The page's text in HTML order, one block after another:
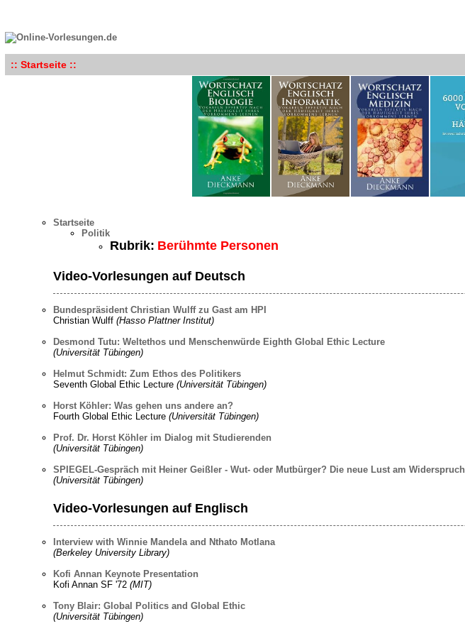
:: Startseite ::
Startseite
Politik
Rubrik: Berühmte Personen
Video-Vorlesungen auf Deutsch
Bundespräsident Christian Wulff zu Gast am HPI
Christian Wulff (Hasso Plattner Institut)
Desmond Tutu: Weltethos und Menschenwürde Eighth Global Ethic Lecture
(Universität Tübingen)
Helmut Schmidt: Zum Ethos des Politikers
Seventh Global Ethic Lecture (Universität Tübingen)
Horst Köhler: Was gehen uns andere an?
Fourth Global Ethic Lecture (Universität Tübingen)
Prof. Dr. Horst Köhler im Dialog mit Studierenden
(Universität Tübingen)
SPIEGEL-Gespräch mit Heiner Geißler - Wut- oder Mutbürger? Die neue Lust am Widerspruch
(Universität Tübingen)
Video-Vorlesungen auf Englisch
Interview with Winnie Mandela and Nthato Motlana
(Berkeley University Library)
Kofi Annan Keynote Presentation
Kofi Annan SF '72 (MIT)
Tony Blair: Global Politics and Global Ethic
(Universität Tübingen)